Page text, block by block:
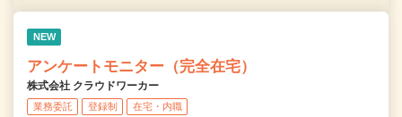
NEW
アンケートモニター（完全在宅）
株式会社 クラウドワーカー
業務委託 登録制 在宅・内職